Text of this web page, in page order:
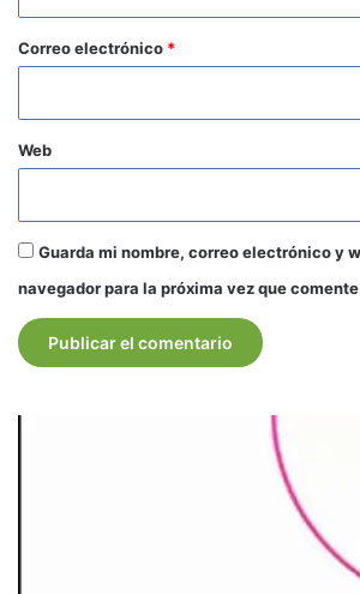
o
*
Correo electrónico *
Web
Guarda mi nombre, correo electrónico y
navegador para la próxima vez que